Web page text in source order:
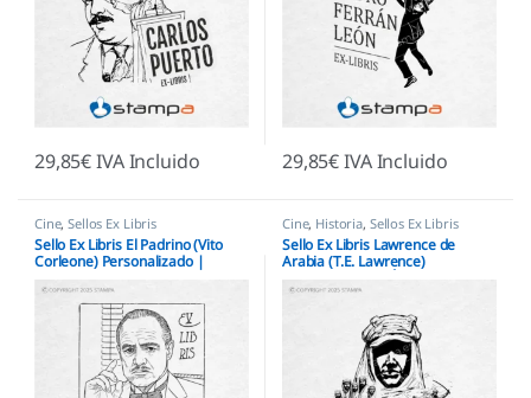
29,85€IVA Incluido 29,85€IVA Incluido
Cine,Sellos Ex Libris
Sello Ex Libris El Padrino (Vito
Corleone) Personalizado |
Cine, Historia, Sellos Ex Libris
Sello Ex Libris Lawrence de
Arabia (T.E. Lawrence)
Personalizado | Épica en el
Desierto